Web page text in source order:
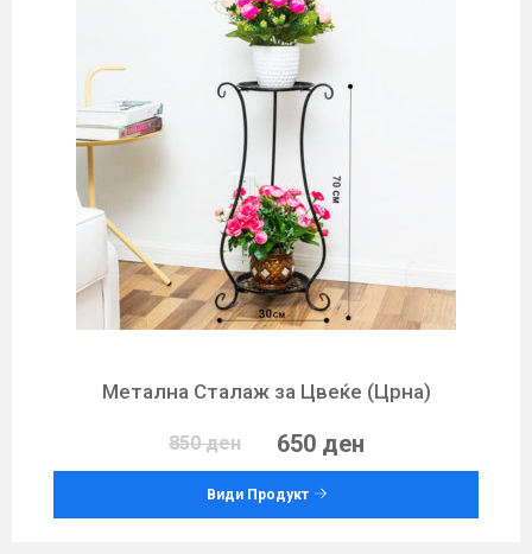
Метална Сталаж за Цвеќе (Црна)
850 ден 650 ден
Види Продукт